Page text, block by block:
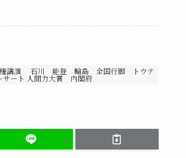
講演 石川 能登 輪島 全国行脚 トウテ
ート 人間力大賞 内閣府